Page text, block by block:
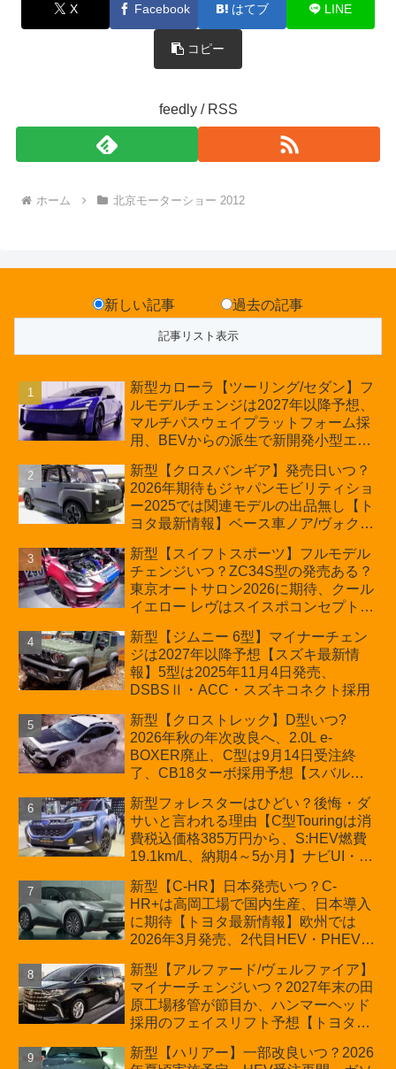
X Facebook はてブ LINE
コピー
feedly / RSS
ホーム 北京モーターショー 2012
新しい記事 過去の記事
新型カローラ【ツーリング/セダン】フ
ルモデルチェンジは2027年以降予想、
マルチパスウェイプラットフォーム採
用、BEVからの派生で新開発小型エン
の採用は無しか【トヨタ最新情報】60
周年記念車発売
新型【クロスバンギア】発売日いつ？
2026年期待もジャパンモビリティショ
ー2025では関連モデルの出品無し【ト
ヨタ最新情報】ベース車ノア/ヴォクシ
ほか「コア」と「ツール」、デリカ
D:5対抗のクロスオーバーSUVミニバ
ン
新型【スイフトスポーツ】フルモデル
チェンジいつ？ZC34S型の発売ある？
東京オートサロン2026に期待、クール
イエロー レヴはスイスポコンセプト
プが争点【スズキ最新情報】特別仕様
車「ZC33S Final Edition」終了
新型【ジムニー 6型】マイナーチェン
ジは2027年以降予想【スズキ最新情
報】5型は2025年11月4日発売、
DSBSⅡ・ACC・スズキコネクト採用
新型【クロストレック】D型いつ?
2026年秋の年次改良へ、2.0L e-
BOXER廃止、C型は9月14日受注終
了、CB18ターボ採用予想【スバル最
新型フォレスターはひどい？後悔・ダ
サいと言われる理由【C型Touringは消
費税込価格385万円から、S:HEV燃費
19.1km/L、納期4～5か月】ナビUI・冬
カーオブザイヤーとJNCAP大賞受賞後
も残る注意点
新型【C-HR】日本発売いつ？C-
HR+は高岡工場で国内生産、日本導入
に期待【トヨタ最新情報】欧州では
2026年3月発売、2代目HEV・PHEVは
新型【アルファード/ヴェルファイア】
マイナーチェンジいつ？2027年末の田
原工場移管が節目か、ハンマーヘッド
採用のフェイスリフト予想【トヨタ最
費税込価格559万9000円から
新型【ハリアー】一部改良いつ？2026